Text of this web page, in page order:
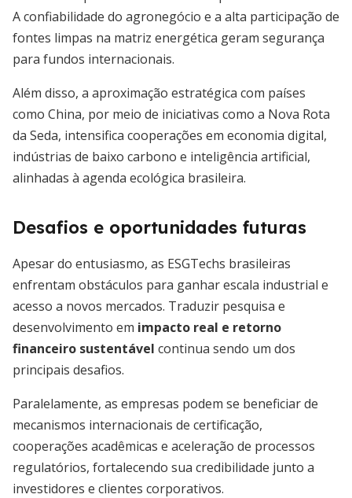
A confiabilidade do agronegócio e a alta participação de
fontes limpas na matriz energética geram segurança
para fundos internacionais.
Além disso, a aproximação estratégica com países
como China, por meio de iniciativas como a Nova Rota
da Seda, intensifica cooperações em economia digital,
indústrias de baixo carbono e inteligência artificial,
alinhadas à agenda ecológica brasileira.
Desafios e oportunidades futuras
Apesar do entusiasmo, as ESGTechs brasileiras
enfrentam obstáculos para ganhar escala industrial e
acesso a novos mercados. Traduzir pesquisa e
desenvolvimento em impacto real e retorno
financeiro sustentável continua sendo um dos
principais desafios.
Paralelamente, as empresas podem se beneficiar de
mecanismos internacionais de certificação,
cooperações acadêmicas e aceleração de processos
regulatórios, fortalecendo sua credibilidade junto a
investidores e clientes corporativos.